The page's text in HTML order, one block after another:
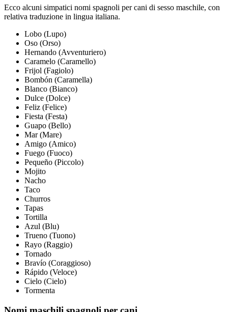
Ecco alcuni simpatici nomi spagnoli per cani di sesso maschile, con
relativa traduzione in lingua italiana.
Lobo (Lupo)
Oso (Orso)
Hernando (Avventuriero)
Caramelo (Caramello)
Frijol (Fagiolo)
Bombón (Caramella)
Blanco (Bianco)
Dulce (Dolce)
Feliz (Felice)
Fiesta (Festa)
Guapo (Bello)
Mar (Mare)
Amigo (Amico)
Fuego (Fuoco)
Pequeño (Piccolo)
Mojito
Nacho
Taco
Churros
Tapas
Tortilla
Azul (Blu)
Trueno (Tuono)
Rayo (Raggio)
Tornado
Bravío (Coraggioso)
Rápido (Veloce)
Cielo (Cielo)
Tormenta